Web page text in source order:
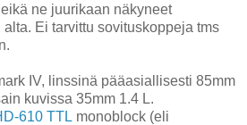
ne juurikaan näkyneet
Ei tarvittu sovituskoppeja tms
IV, linssinä pääasiallisesti 85mm
kuvissa 35mm 1.4 L.
610 TTL monoblock (eli